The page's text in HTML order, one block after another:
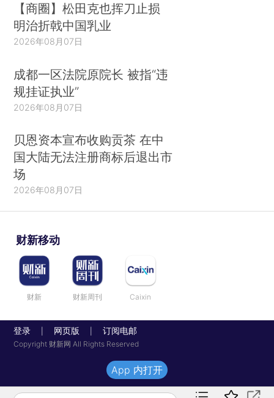
【商圈】松田克也挥刀止损
明治折戟中国乳业
2026年08月07日
成都一区法院原院长 被指“违
规挂证执业”
2026年08月07日
贝恩资本宣布收购贡茶 在中
国大陆无法注册商标后退出市
场
2026年08月07日
财新移动
财新 财新周刊 Caixin
登录 网页版 订阅电邮
Copyright 财新网 All Rights Reserved
App 内打开